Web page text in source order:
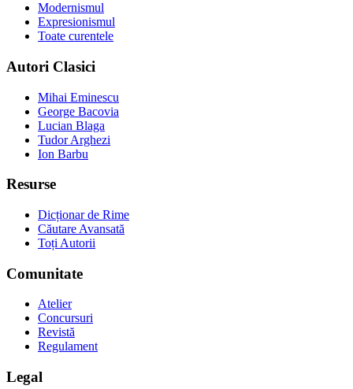
Modernismul
Expresionismul
Toate curentele
Autori Clasici
Mihai Eminescu
George Bacovia
Lucian Blaga
Tudor Arghezi
Ion Barbu
Resurse
Dicționar de Rime
Căutare Avansată
Toți Autorii
Comunitate
Atelier
Concursuri
Revistă
Regulament
Legal